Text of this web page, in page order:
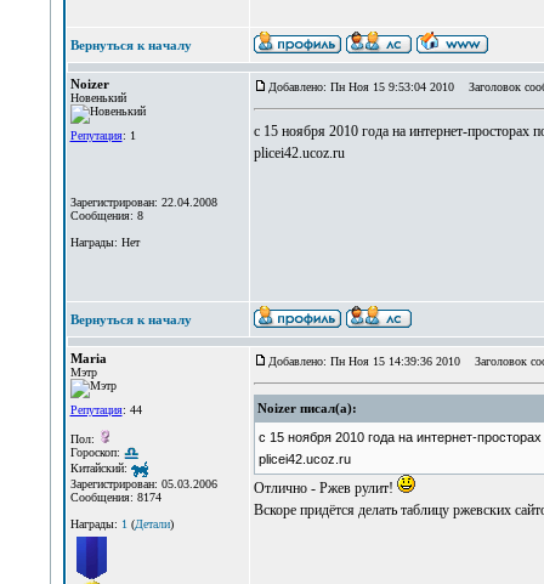
Вернуться к началу
Noizer
Новенький
Репутация: 1
Зарегистрирован: 22.04.2008
Сообщения: 8
Награды: Нет
Добавлено: Пн Ноя 15 9:53:04 2010 Заголовок
c 15 ноября 2010 года на интернет-
plicei42.ucoz.ru
Вернуться к началу
Maria
Мэтр
Репутация: 44
Пол:
Гороскоп:
Китайский:
Зарегистрирован: 05.03.2006
Сообщения: 8174
Награды: 1(Детали)
Добавлено: Пн Ноя 15 14:39:36 2010 Заголовок
Noizer писал(а):
c 15 ноября 2010 года на интернет-
plicei42.ucoz.ru
Отлично - Ржев рулит!
Вскоре придётся делать таблицу ржевских